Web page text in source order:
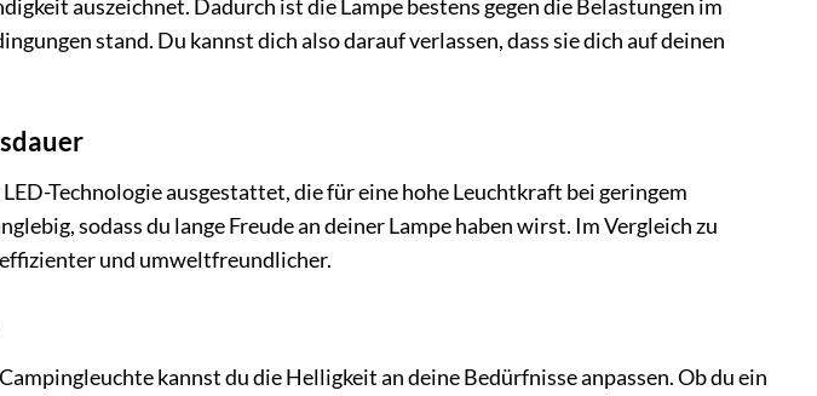
auszeichnet. Dadurch ist die Lampe bestens gegen die Belastungen im
stand. Du kannst dich also darauf verlassen, dass sie dich auf deinen
Technologie ausgestattet, die für eine hohe Leuchtkraft bei geringem
sodass du lange Freude an deiner Lampe haben wirst. Im Vergleich zu
und umweltfreundlicher.
kannst du die Helligkeit an deine Bedürfnisse anpassen. Ob du ein